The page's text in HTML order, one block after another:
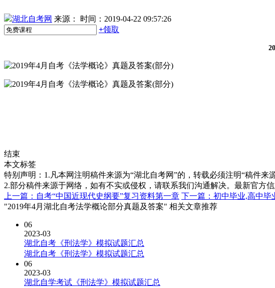
湖北自考网 来源：
时间：2019-04-22 09:57:26
+领取
结束
本文标签
特别声明：1.凡本网注明稿件来源为“湖北自考网”的，转载必须注明“稿件来
2.部分稿件来源于网络，如有不实或侵权，请联系我们沟通解决。最新官方
上一篇：自考“中国近现代史纲要”复习资料第一章 下一篇：初中毕业,高中毕
"2019年4月湖北自考法学概论部分真题及答案" 相关文章推荐
06
2023-03
湖北自考《刑法学》模拟试题汇总
湖北自考《刑法学》模拟试题汇总
06
2023-03
湖北自学考试《刑法学》模拟试题汇总